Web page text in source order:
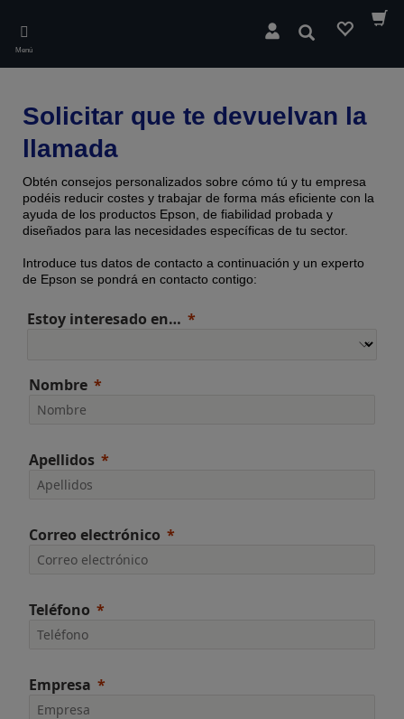
main
content
Menú
Buscar
Solicitar que te devuelvan la
llamada
Obtén consejos personalizados sobre cómo tú y tu empresa
podéis reducir costes y trabajar de forma más eficiente con la
ayuda de los productos Epson, de fiabilidad probada y
diseñados para las necesidades específicas de tu sector.
Introduce tus datos de contacto a continuación y un experto
de Epson se pondrá en contacto contigo:
Estoy interesado en…
Nombre
Apellidos
Correo electrónico
Teléfono
Empresa